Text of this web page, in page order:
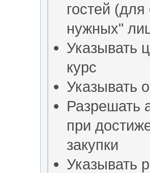
гостей
нужных"
Указывать
курс
Указывать
Разрешать
при
закупки
Указывать